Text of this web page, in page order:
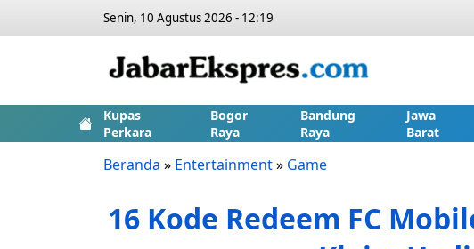
Senin, 10 Agustus 2026 - 12:19
Kupas
Perkara
Bogor
Raya
Bandung
Raya
Jawa
Barat
Beranda » Entertainment» Game
16 Kode Redeem FC